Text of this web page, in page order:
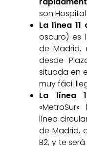
son
La línea
oscuro) es
de Madrid,
desde
situada en
muy fácil
La línea
línea
de Madrid,
B2, y te